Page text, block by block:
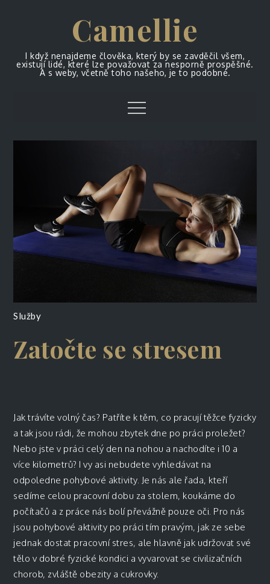
Camellie
I když nenajdeme člověka, který by se zavděčil všem,
existují lidé, které lze považovat za nesporně prospěšné.
A s weby, včetně toho našeho, je to podobné.
Menu
Služby
Zatočte se stresem
Jak trávíte volný čas? Patříte k těm, co pracují těžce fyzicky
a tak jsou rádi, že mohou zbytek dne po práci proležet?
Nebo jste v práci celý den na nohou a nachodíte i 10 a
více kilometrů? I vy asi nebudete vyhledávat na
odpoledne pohybové aktivity. Je nás ale řada, kteří
sedíme celou pracovní dobu za stolem, koukáme do
počítačů a z práce nás bolí převážně pouze oči. Pro nás
jsou pohybové aktivity po práci tím pravým, jak ze sebe
jednak dostat pracovní stres, ale hlavně jak udržovat své
tělo v dobré fyzické kondici a vyvarovat se civilizačních
chorob, zvláště obezity a cukrovky.